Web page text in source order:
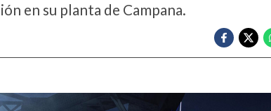
en su planta de Campana.